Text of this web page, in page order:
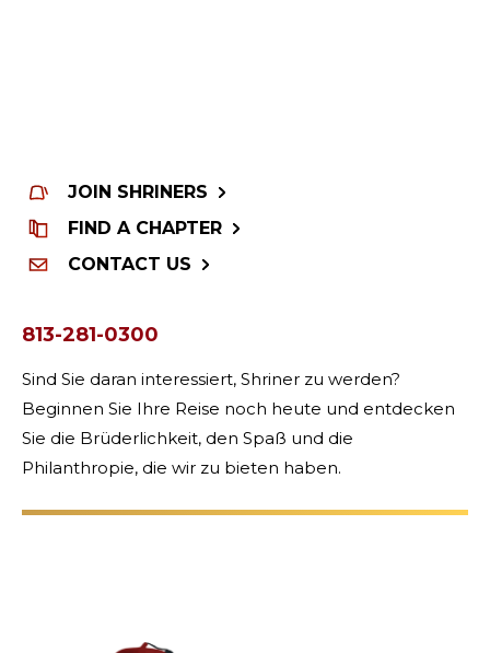
JOIN SHRINERS
FIND A CHAPTER
CONTACT US
813-281-0300
Sind Sie daran interessiert, Shriner zu werden?
Beginnen Sie Ihre Reise noch heute und entdecken
Sie die Brüderlichkeit, den Spaß und die
Philanthropie, die wir zu bieten haben.